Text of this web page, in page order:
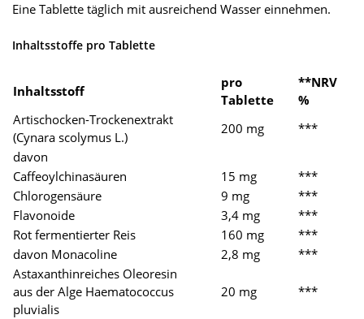
Eine Tablette täglich mit ausreichend Wasser einnehmen.
Inhaltsstoffe pro Tablette
Inhaltsstoff
pro
Tablette
**NRV
%
Artischocken-Trockenextrakt
(Cynara scolymus L.)
200 mg
***
davon
Caffeoylchinasäuren
15 mg
***
Chlorogensäure
9 mg
***
Flavonoide
3,4 mg
***
Rot fermentierter Reis
160 mg
***
davon Monacoline
2,8 mg
***
Astaxanthinreiches Oleoresin
aus der Alge Haematococcus
pluvialis
20 mg ***